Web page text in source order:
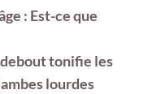
: Est-ce que
tonifie les
lourdes